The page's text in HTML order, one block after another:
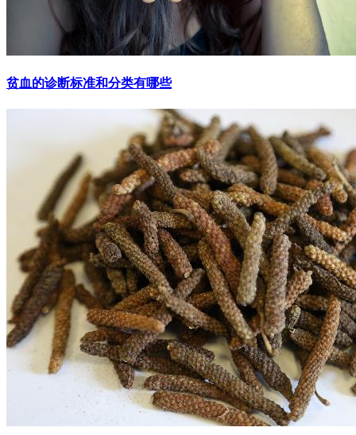
贫血的诊断标准和分类有哪些